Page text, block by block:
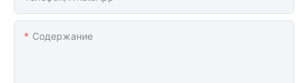
Содержание